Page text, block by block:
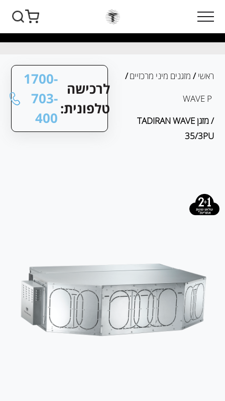
ראשי / מזגנים מיני מרכזיים/
WAVE P
/ מזגן TADIRAN WAVE
35/3PU
1700-
703-
400
לרכישה
טלפונית: